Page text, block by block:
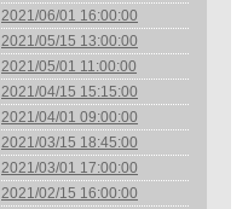
2021/06/01 16:00:00
2021/05/15 13:00:00
2021/05/01 11:00:00
2021/04/15 15:15:00
2021/04/01 09:00:00
2021/03/15 18:45:00
2021/03/01 17:00:00
2021/02/15 16:00:00